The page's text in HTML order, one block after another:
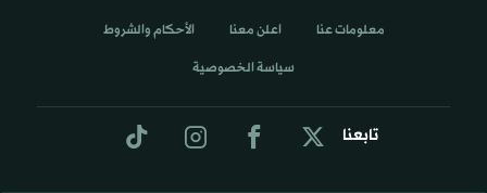
تابعنا
معلومات عنا اعلن معنا الأحكام والشروط
سياسة الخصوصية